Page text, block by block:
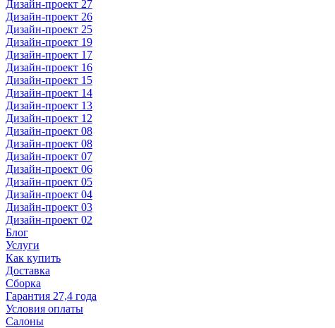
Дизайн-проект 27
Дизайн-проект 26
Дизайн-проект 25
Дизайн-проект 19
Дизайн-проект 17
Дизайн-проект 16
Дизайн-проект 15
Дизайн-проект 14
Дизайн-проект 13
Дизайн-проект 12
Дизайн-проект 08
Дизайн-проект 08
Дизайн-проект 07
Дизайн-проект 06
Дизайн-проект 05
Дизайн-проект 04
Дизайн-проект 03
Дизайн-проект 02
Блог
Услуги
Как купить
Доставка
Сборка
Гарантия 27,4 года
Условия оплаты
Салоны